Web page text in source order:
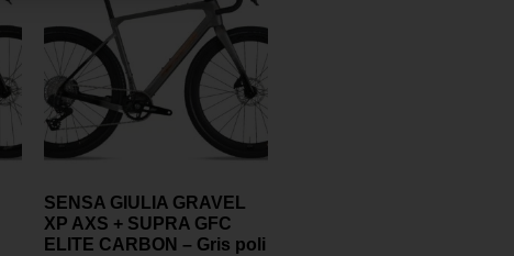
SENSA GIULIA GRAVEL
XP AXS + SUPRA GFC
ELITE CARBON – Gris poli